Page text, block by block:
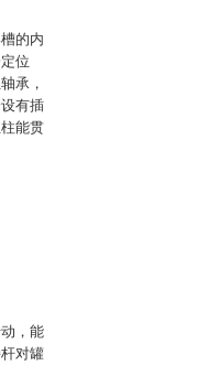
的内
位
承，
有插
能贯
，能
对罐